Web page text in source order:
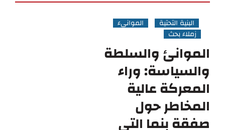
البنية التحتية
الموانيء
زملاء بحث
الموانئ والسلطة
والسياسة: وراء
المعركة عالية
المخاطر حول
صفقة بنما التي